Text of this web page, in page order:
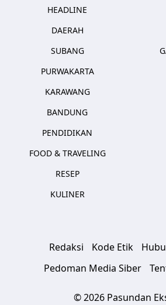
HEADLINE
DAERAH
SUBANG
PURWAKARTA
KARAWANG
BANDUNG
PENDIDIKAN
FOOD & TRAVELING
RESEP
KULINER
Redaksi Kode Etik
Pedoman Media Siber
© 2026 Pasundan